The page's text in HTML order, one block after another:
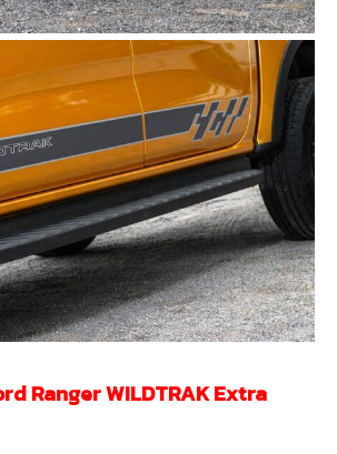
Ranger WILDTRAK Extra